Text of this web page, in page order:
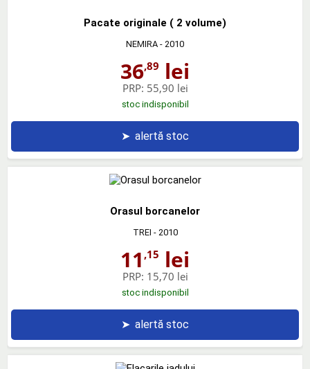
Pacate originale ( 2 volume)
NEMIRA - 2010
36,89 lei
PRP: 55,90 lei
stoc indisponibil
➤ alertă stoc
Orasul borcanelor
TREI - 2010
11 ,15 lei
PRP: 15,70 lei
stoc indisponibil
➤ alertă stoc